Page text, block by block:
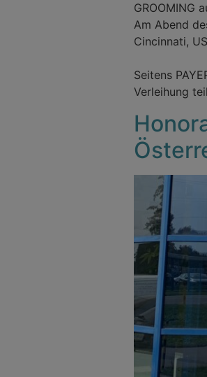
GROOMING
Am Abend
Cincinnati,
Seitens
Verleihung